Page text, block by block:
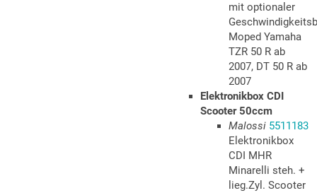
mit optionaler
Moped Yamaha
TZR 50 R ab
2007, DT 50 R ab
2007
Elektronikbox CDI
Scooter 50ccm
Malossi 5511183
Elektronikbox
CDI MHR
Minarelli steh. +
lieg.Zyl. Scooter